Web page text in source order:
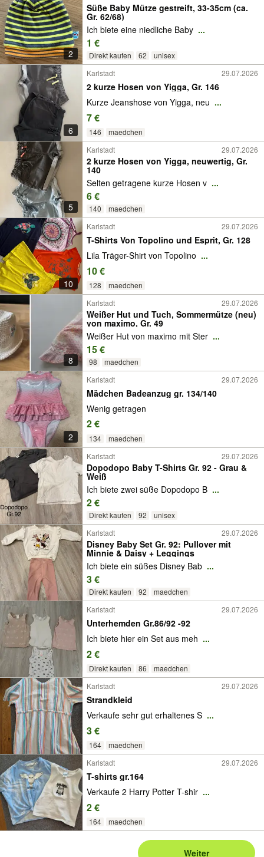
2
Süße Baby Mütze gestreift, 33-35cm (ca.
Gr. 62/68)
Ich biete eine niedliche Baby ...
1 €
Direkt kaufen 62 unisex
6
Karlstadt 29.07.2026
2 kurze Hosen von Yigga, Gr. 146
Kurze Jeanshose von Yigga, neu ...
7 €
146 maedchen
5
Karlstadt 29.07.2026
2 kurze Hosen von Yigga, neuwertig, Gr.
140
Selten getragene kurze Hosen v ...
6 €
140 maedchen
10
Karlstadt 29.07.2026
T-Shirts Von Topolino und Esprit, Gr. 128
Lila Träger-Shirt von Topolino ...
10 €
128 maedchen
8
Karlstadt 29.07.2026
Weißer Hut und Tuch, Sommermütze (neu)
von maximo, Gr. 49
Weißer Hut von maximo mit Ster ...
15 €
98 maedchen
2
Karlstadt 29.07.2026
Mädchen Badeanzug gr. 134/140
Wenig getragen
2 €
134
maedchen
Karlstadt
29.07.2026
Dopodopo Baby T-Shirts Gr. 92 - Grau &
Weiß
Ich biete zwei süße Dopodopo B ...
2 €
Direkt kaufen 92
unisex
Karlstadt
29.07.2026
Disney Baby Set Gr. 92: Pullover mit
Minnie & Daisy + Leggings
Ich biete ein süßes Disney Bab ...
3 €
Direkt kaufen 92
maedchen
Karlstadt
29.07.2026
Unterhemden Gr.86/92 -92
Ich biete hier ein Set aus meh ...
2 €
Direkt kaufen 86
maedchen
Karlstadt
29.07.2026
Strandkleid
Verkaufe sehr gut erhaltenes S ...
3 €
164
maedchen
Karlstadt
29.07.2026
T-shirts gr.164
Verkaufe 2 Harry Potter T-shir ...
2 €
164 maedchen
Weiter